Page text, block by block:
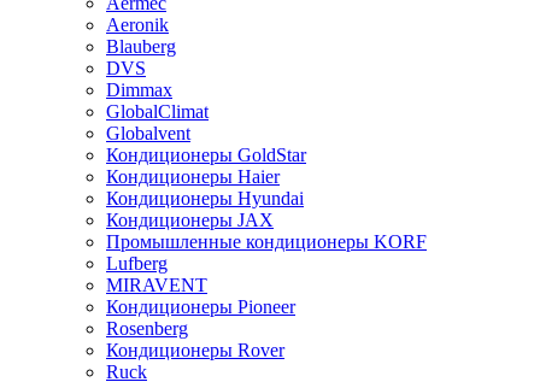
Aeronik
Blauberg
DVS
Dimmax
GlobalClimat
Globalvent
Кондиционеры GoldStar
Кондиционеры Haier
Кондиционеры Hyundai
Кондиционеры JAX
Промышленные кондиционеры KORF
Lufberg
MIRAVENT
Кондиционеры Pioneer
Rosenberg
Кондиционеры Rover
Ruck